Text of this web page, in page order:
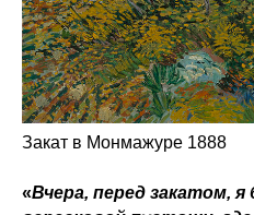
Закат в Монмажуре 1888
«Вчера, перед закатом,